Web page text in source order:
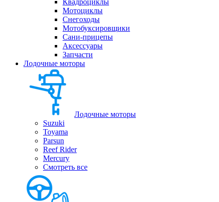
Квадроциклы
Мотоциклы
Снегоходы
Мотобуксировщики
Сани-прицепы
Аксессуары
Запчасти
Лодочные моторы
Лодочные моторы
Suzuki
Toyama
Parsun
Reef Rider
Mercury
Смотреть все